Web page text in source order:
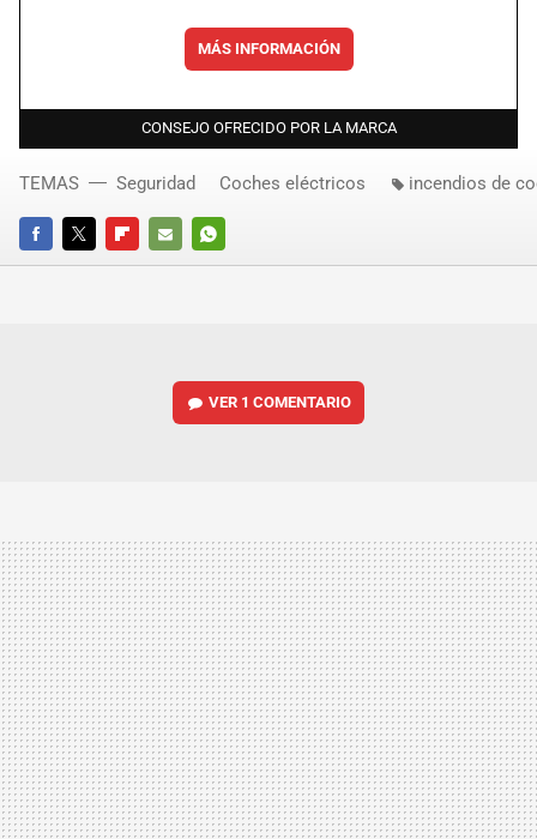
MÁS INFORMACIÓN
CONSEJO OFRECIDO POR LA MARCA
FACEBOOKTWITTERFLIPBOARD
E-
WHATSAPP
TEMAS Seguridad Coches eléctricos incendios de
VER 1 COMENTARIO